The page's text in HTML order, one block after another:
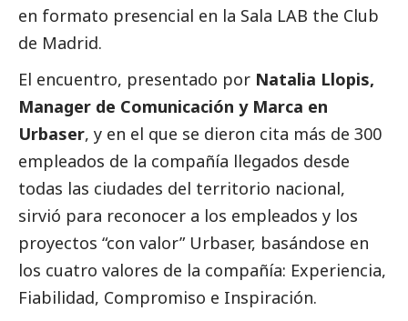
en formato presencial en la Sala LAB the Club
de Madrid.
El encuentro, presentado por Natalia Llopis,
Manager de Comunicación y Marca en
Urbaser, y en el que se dieron cita más de 300
empleados de la compañía llegados desde
todas las ciudades del territorio nacional,
sirvió para reconocer a los empleados y los
proyectos “con valor” Urbaser, basándose en
los cuatro valores de la compañía: Experiencia,
Fiabilidad, Compromiso e Inspiración.